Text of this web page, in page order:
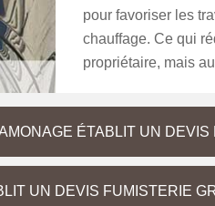
pour favoriser les
chauffage. Ce qui
propriétaire, mais
ÉTABLIT UN
UN DEVIS FUMISTERIE